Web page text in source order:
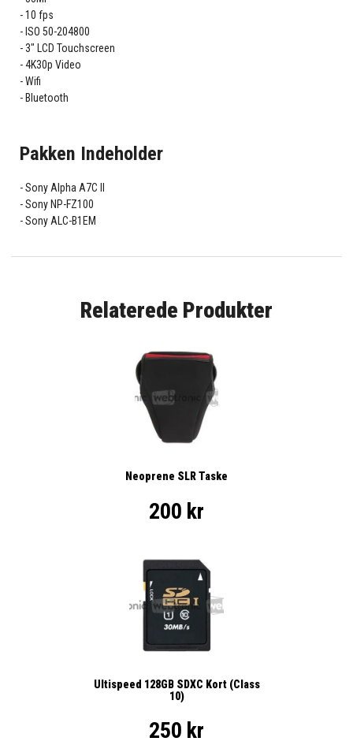
10 fps
ISO 50-204800
3" LCD Touchscreen
4K30p Video
Wifi
Bluetooth
Pakken Indeholder
Sony Alpha A7C II
Sony NP-FZ100
Sony ALC-B1EM
Relaterede Produkter
Neoprene SLR Taske
200 kr
Ultispeed 128GB SDXC Kort (Class
10)
250 kr